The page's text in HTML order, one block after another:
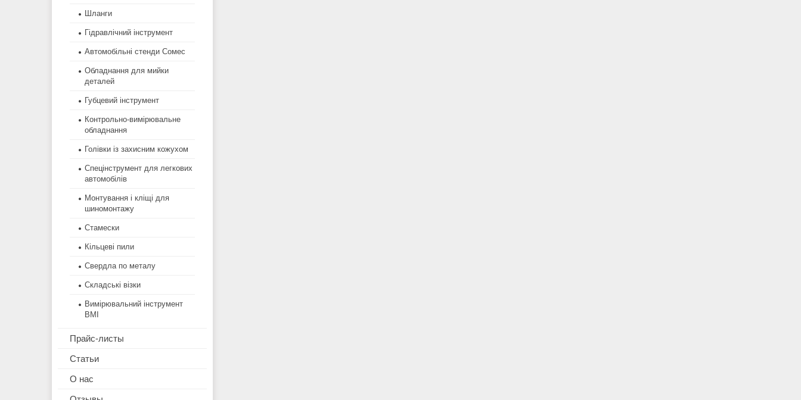
Шланги
Гідравлічний інструмент
Автомобільні стенди Сомес
Обладнання для мийки
деталей
Губцевий інструмент
Контрольно-вимірювальне
обладнання
Голівки із захисним кожухом
Спецінструмент для легкових
автомобілів
Монтування і кліщі для
шиномонтажу
Стамески
Кільцеві пили
Свердла по металу
Складські візки
Вимірювальний інструмент
BMI
Прайс-листы
Статьи
О нас